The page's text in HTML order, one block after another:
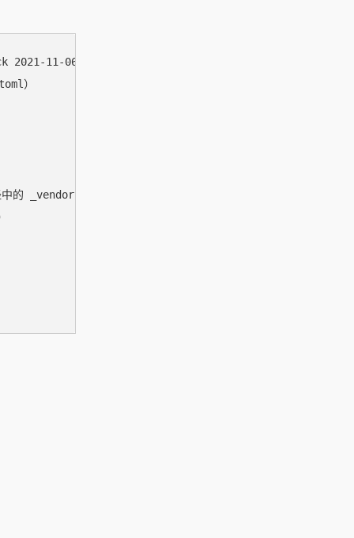
2021-11-06T22:30:00.00+09:00
）
的 _vendor 文件夹